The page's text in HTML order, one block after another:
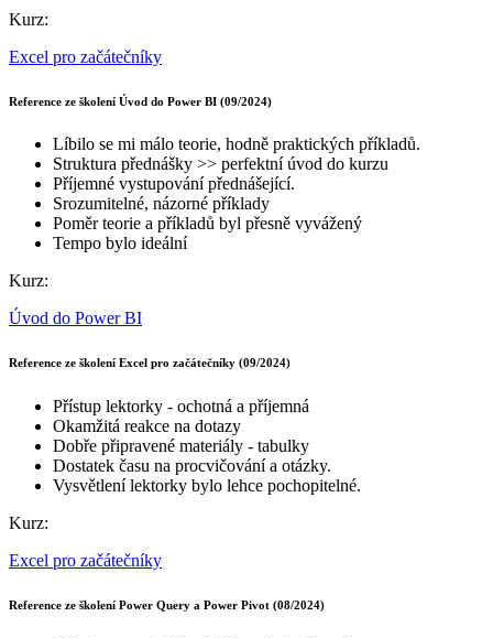
Kurz:
Excel pro začátečníky
Reference ze školení Úvod do Power BI (09/2024)
Líbilo se mi málo teorie, hodně praktických příkladů.
Struktura přednášky >> perfektní úvod do kurzu
Příjemné vystupování přednášející.
Srozumitelné, názorné příklady
Poměr teorie a příkladů byl přesně vyvážený
Tempo bylo ideální
Kurz:
Úvod do Power BI
Reference ze školení Excel pro začátečníky (09/2024)
Přístup lektorky - ochotná a příjemná
Okamžitá reakce na dotazy
Dobře připravené materiály - tabulky
Dostatek času na procvičování a otázky.
Vysvětlení lektorky bylo lehce pochopitelné.
Kurz:
Excel pro začátečníky
Reference ze školení Power Query a Power Pivot (08/2024)